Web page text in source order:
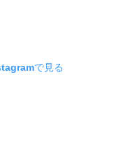
で見る